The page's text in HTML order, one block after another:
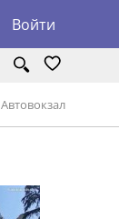
Войти
Автовокзал